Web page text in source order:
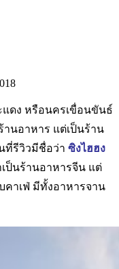
แดง หรือนครเขื่อนขันธ์
านอาหาร แต่เป็นร้าน
ที่รีวิวมีชื่อว่า ซิงไฮฮง
ป็นร้านอาหารจีน แต่
คาเฟ่ มีทั้งอาหารจาน